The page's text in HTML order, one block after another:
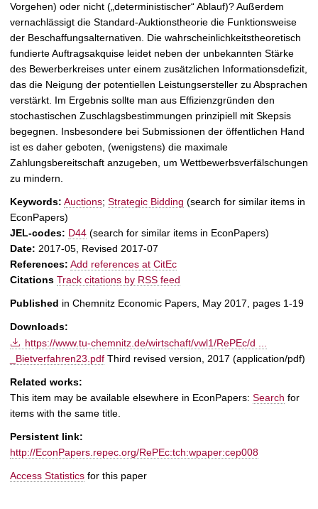
Vorgehen) oder nicht („deterministischer“ Ablauf)? Außerdem
vernachlässigt die Standard-Auktionstheorie die Funktionsweise
der Beschaffungsalternativen. Die wahrscheinlichkeitstheoretisch
fundierte Auftragsakquise leidet neben der unbekannten Stärke
des Bewerberkreises unter einem zusätzlichen Informationsdefizit,
das die Neigung der potentiellen Leistungsersteller zu Absprachen
verstärkt. Im Ergebnis sollte man aus Effizienzgründen den
stochastischen Zuschlagsbestimmungen prinzipiell mit Skepsis
begegnen. Insbesondere bei Submissionen der öffentlichen Hand
ist es daher geboten, (wenigstens) die maximale
Zahlungsbereitschaft anzugeben, um Wettbewerbsverfälschungen
zu mindern.
Keywords: Auctions; Strategic Bidding (search for similar items in
EconPapers)
JEL-codes: D44 (search for similar items in EconPapers)
Date: 2017-05, Revised 2017-07
References: Add references at CitEc
Citations Track citations by RSS feed
Published in Chemnitz Economic Papers, May 2017, pages 1-19
Downloads:
https://www.tu-chemnitz.de/wirtschaft/vwl1/RePEc/d ...
_Bietverfahren23.pdf Third revised version, 2017 (application/pdf)
Related works:
This item may be available elsewhere in EconPapers: Search for
items with the same title.
Persistent link:
http://EconPapers.repec.org/RePEc:tch:wpaper:cep008
Access Statistics for this paper